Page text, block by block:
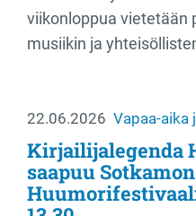
viikonloppua vietetään
musiikin ja
22.06.2026 Vapaa-aika
Kirjailijalegenda
saapuu Sotkamon